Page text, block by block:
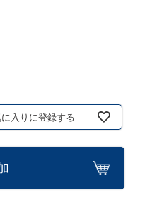
入りに登録する